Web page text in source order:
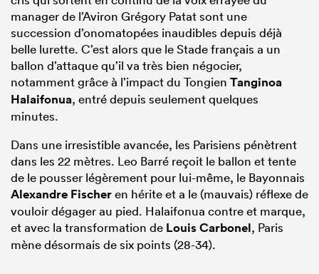
manager de l’Aviron Grégory Patat sont une
succession d’onomatopées inaudibles depuis déjà
belle lurette. C’est alors que le Stade français a un
ballon d’attaque qu’il va très bien négocier,
notamment grâce à l’impact du Tongien Tanginoa
Halaifonua, entré depuis seulement quelques
minutes.
Dans une irresistible avancée, les Parisiens pénètrent
dans les 22 mètres. Leo Barré reçoit le ballon et tente
de le pousser légèrement pour lui-même, le Bayonnais
Alexandre Fischeren hérite et a le (mauvais) réflexe de
vouloir dégager au pied. Halaifonua contre et marque,
et avec la transformation de Louis Carbonel, Paris
mène désormais de six points (28-34).